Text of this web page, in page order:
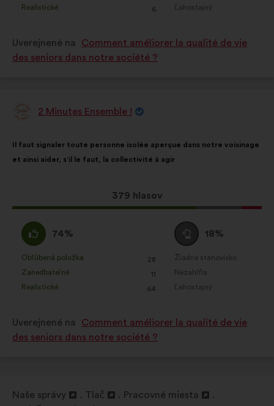
Realistické
: 6
krát Ľahostajný
:krát
Uverejnené na
Comment améliorer la qualité de vie
des seniors dans notre société ?
Návrh: 2 Minutes Ensemble !
návrhu:
Il faut signaler toute personne isolée aperçue dans notre voisinage
et ainsi aider, s’il le faut, la collectivité à agir
Tento
návrh
379 hlasov
rozdelením:
Súhlasím
:
74%
Obľúbená položka
: 28
krát
Zanedbateľné
: 11
krát
Realistické
: 64
krát
Neutrálny
hlas
:
18%
Žiadne stanovisko
:krát
Nezahŕňa
:krát
Ľahostajný
:krát
Uverejnené na
Comment améliorer la qualité de vie
des seniors dans notre société ?
Naše správy
Otvorenie
Tlač
Otvorenie
Pracovné miesta